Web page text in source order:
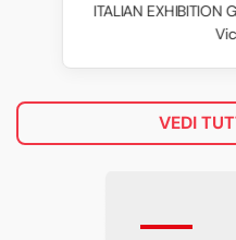
ITALIAN EXHIBITION
VEDI